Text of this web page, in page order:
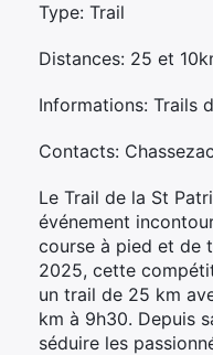
Type: Trail
Distances: 25 et
Informations: Trails
Contacts:
Le Trail de la St
événement
course à pied et de
2025, cette
un trail de 25 km
km à 9h30. Depuis
séduire les